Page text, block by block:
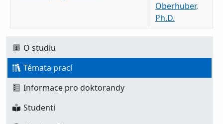
Main navigation
O studiu
Témata prací
Informace pro doktorandy
Studenti
Oberhuber,
Ph.D.